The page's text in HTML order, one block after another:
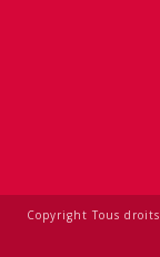
Copyright Tous